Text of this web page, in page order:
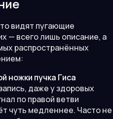
видят пугающие
— всего лишь описание, а
распространённых
ножки пучка Гиса
даже у здоровых
по правой ветви
чуть медленнее. Часто не